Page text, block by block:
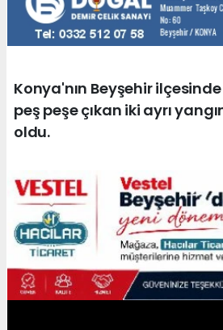
Konya'nın Beyşehir
peş peşe çıkan iki ayrı
oldu.